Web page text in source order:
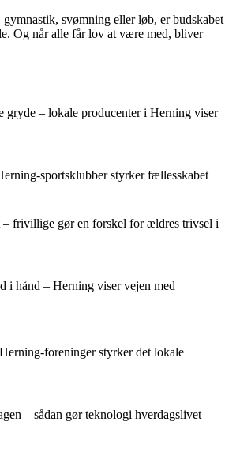
svømning eller løb, er budskabet
Og når alle får lov at være med, bliver
gryde – lokale producenter i Herning viser
sportsklubber styrker fællesskabet
– frivillige gør en forskel for ældres trivsel i
i hånd – Herning viser vejen med
foreninger styrker det lokale
– sådan gør teknologi hverdagslivet